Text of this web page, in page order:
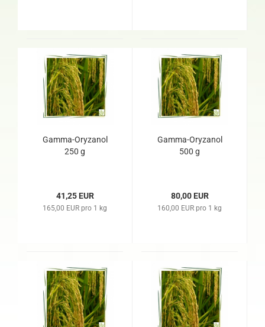
Gamma-Oryzanol
250 g
41,25 EUR
165,00 EUR pro 1 kg
Gamma-Oryzanol
500 g
80,00 EUR
160,00 EUR pro 1 kg